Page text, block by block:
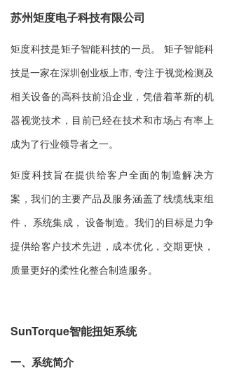
苏州矩度电子科技有限公司
矩度科技是矩子智能科技的一员。 矩子智能科
技是一家在深圳创业板上市, 专注于视觉检测及
相关设备的高科技前沿企业，凭借着革新的机
器视觉技术，目前已经在技术和市场占有率上
成为了行业领导者之一。
矩度科技旨在提供给客户全面的制造解决方
案，我们的主要产品及服务涵盖了线缆线束组
件， 系统集成， 设备制造。我们的目标是力争
提供给客户技术先进，成本优化，交期更快，
质量更好的柔性化整合制造服务。
SunTorque智能扭矩系统
一、系统简介